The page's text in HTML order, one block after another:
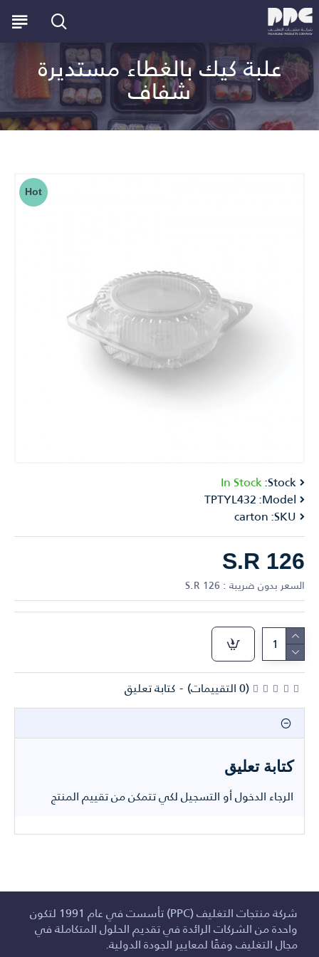
علبة كيك بالغطاء مستديرة
شفاف
Hot
Stock:
In Stock
Model:
TPTYL432
SKU:
carton
(0 التقييمات) - كتابة تعليق
S.R 126
السعر بدون ضريبة : S.R 126
كتابة تعليق
الرجاء الدخولأو التسجيل لكي تتمكن من تقييم المنتج
شركة منتجات التغليف (PPC) تأسست في عام 1991 لتكون
واحدة من الشركات الرائدة في تقديم الحلول المتكاملة في
مجال التغليف وفقًا لمعايير الجودة الدولية.